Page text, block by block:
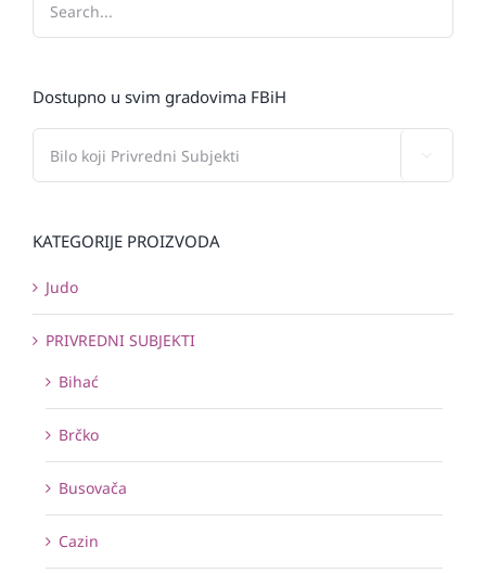
Dostupno u svim gradovima FBiH
KATEGORIJE PROIZVODA
Judo
PRIVREDNI SUBJEKTI
Bihać
Brčko
Busovača
Cazin